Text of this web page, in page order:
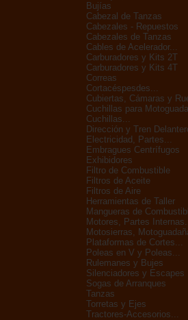
Bujías
Cabezal de Tanzas
Cabezales - Repuestos
Cabezales de Tanzas
Cables de Acelerador...
Carburadores y Kits 2T
Carburadores y Kits 4T
Correas
Cortacéspesdes...
Cubiertas, Cámaras y
Cuchillas para
Cuchillas...
Dirección y Tren
Electricidad, Partes...
Embragues Centrífugos
Exhibidores
Filtro de Combustible
Filtros de Aceite
Filtros de Aire
Herramientas de Taller
Mangueras de
Motores, Partes
Motosierras,
Plataformas de Cortes...
Poleas en V y Poleas...
Rulemanes y Bujes
Silenciadores y Escapes
Sogas de Arranques
Tanzas
Torretas y Ejes
Tractores-Accesorios...